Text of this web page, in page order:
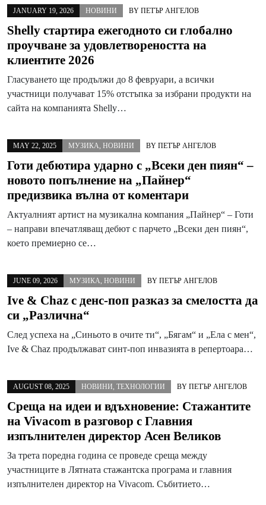
JANUARY 19, 2026 НОВИНИ BY ПЕТЪР АНГЕЛОВ
Shelly стартира ежегодното си глобално
проучване за удовлетвореността на
клиентите 2026
Гласуването ще продължи до 8 февруари, а всички
участници получават 15% отстъпка за избрани продукти на
сайта на компанията Shelly…
MAY 22, 2025 МУЗИКА, НОВИНИ BY ПЕТЪР АНГЕЛОВ
Готи дебютира ударно с „Всеки ден пиян“ –
новото попълнение на „Пайнер“
предизвика вълна от коментари
Актуалният артист на музикална компания „Пайнер“ – Готи
– направи впечатляващ дебют с парчето „Всеки ден пиян“,
което премиерно се…
JUNE 09, 2026 МУЗИКА, НОВИНИ BY ПЕТЪР АНГЕЛОВ
Ive & Chaz с денс-поп разказ за смелостта да
си „Различна“
След успеха на „Синьото в очите ти“, „Бягам“ и „Ела с мен“,
Ive & Chaz продължават синт-поп инвазията в репертоара…
AUGUST 08, 2025 НОВИНИ, ТЕХНОЛОГИИ BY ПЕТЪР АНГЕЛОВ
Среща на идеи и вдъхновение: Стажантите
на Vivacom в разговор с Главния
изпълнителен директор Асен Великов
За трета поредна година се проведе среща между
участниците в Лятната стажантска програма и главния
изпълнителен директор на Vivacom. Събитието…